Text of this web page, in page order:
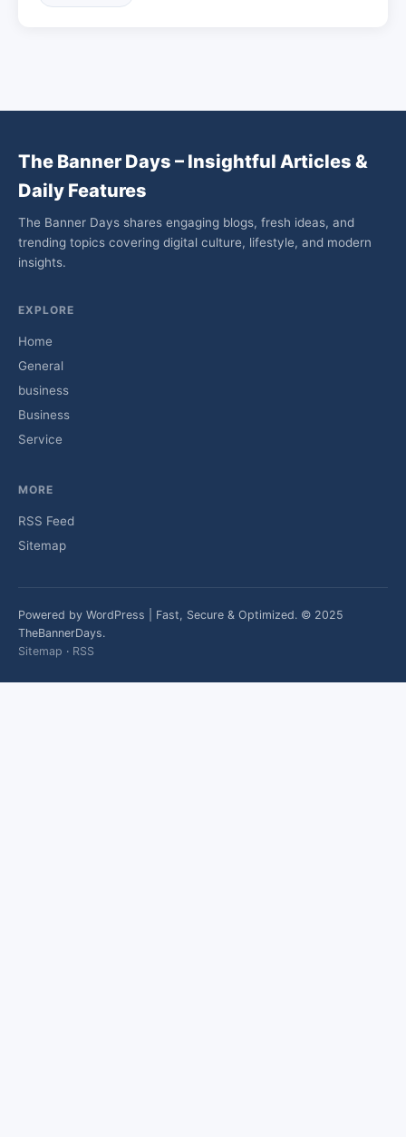
The Banner Days – Insightful Articles &
Daily Features
The Banner Days shares engaging blogs, fresh ideas, and
trending topics covering digital culture, lifestyle, and modern
insights.
EXPLORE
Home
General
business
Business
Service
MORE
RSS Feed
Sitemap
Powered by WordPress | Fast, Secure & Optimized. © 2025
TheBannerDays.
Sitemap · RSS